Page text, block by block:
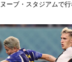
ーブ・スタジアムで